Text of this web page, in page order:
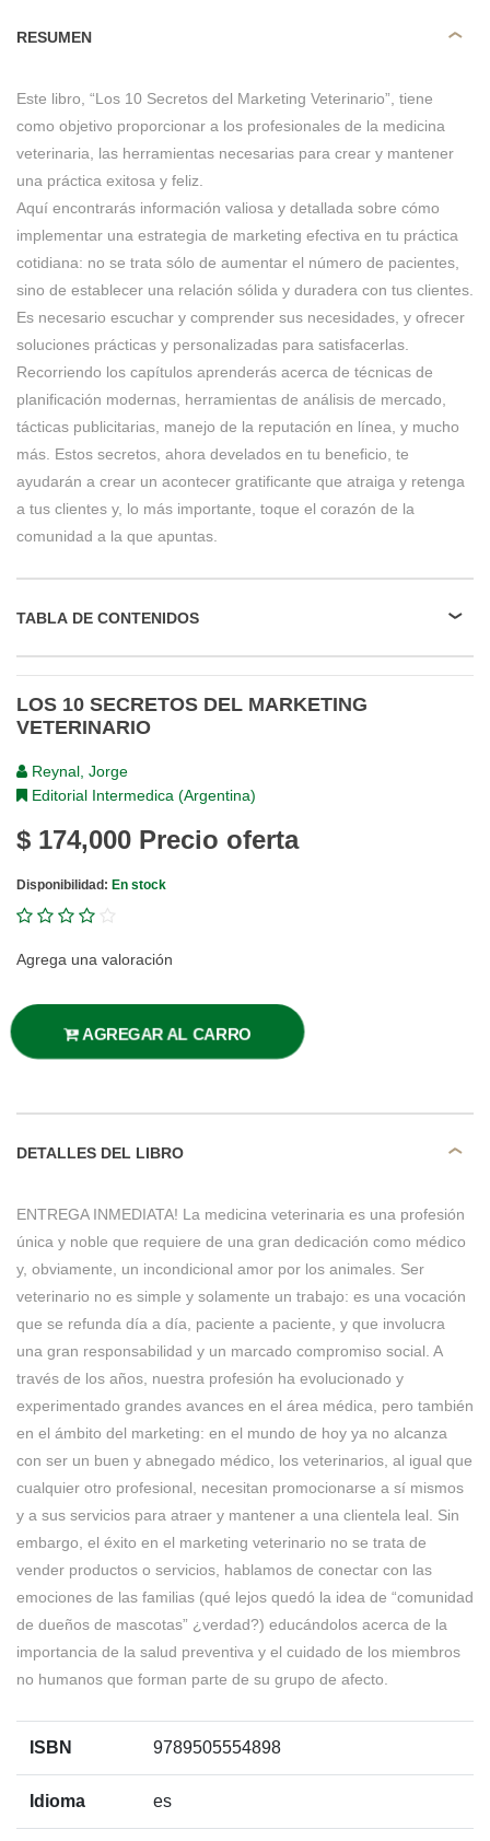
RESUMEN
Este libro, “Los 10 Secretos del Marketing Veterinario”, tiene
como objetivo proporcionar a los profesionales de la medicina
veterinaria, las herramientas necesarias para crear y mantener
una práctica exitosa y feliz.
Aquí encontrarás información valiosa y detallada sobre cómo
implementar una estrategia de marketing efectiva en tu práctica
cotidiana: no se trata sólo de aumentar el número de pacientes,
sino de establecer una relación sólida y duradera con tus clientes.
Es necesario escuchar y comprender sus necesidades, y ofrecer
soluciones prácticas y personalizadas para satisfacerlas.
Recorriendo los capítulos aprenderás acerca de técnicas de
planificación modernas, herramientas de análisis de mercado,
tácticas publicitarias, manejo de la reputación en línea, y mucho
más. Estos secretos, ahora develados en tu beneficio, te
ayudarán a crear un acontecer gratificante que atraiga y retenga
a tus clientes y, lo más importante, toque el corazón de la
comunidad a la que apuntas.
TABLA DE CONTENIDOS
LOS 10 SECRETOS DEL MARKETING
VETERINARIO
Reynal, Jorge
Editorial Intermedica (Argentina)
$ 174,000 Precio oferta
Disponibilidad: En stock
Agrega una valoración
AGREGAR AL CARRO
DETALLES DEL LIBRO
ENTREGA INMEDIATA! La medicina veterinaria es una profesión
única y noble que requiere de una gran dedicación como médico
y, obviamente, un incondicional amor por los animales. Ser
veterinario no es simple y solamente un trabajo: es una vocación
que se refunda día a día, paciente a paciente, y que involucra
una gran responsabilidad y un marcado compromiso social. A
través de los años, nuestra profesión ha evolucionado y
experimentado grandes avances en el área médica, pero también
en el ámbito del marketing: en el mundo de hoy ya no alcanza
con ser un buen y abnegado médico, los veterinarios, al igual que
cualquier otro profesional, necesitan promocionarse a sí mismos
y a sus servicios para atraer y mantener a una clientela leal. Sin
embargo, el éxito en el marketing veterinario no se trata de
vender productos o servicios, hablamos de conectar con las
emociones de las familias (qué lejos quedó la idea de “comunidad
de dueños de mascotas” ¿verdad?) educándolos acerca de la
importancia de la salud preventiva y el cuidado de los miembros
no humanos que forman parte de su grupo de afecto.
ISBN 9789505554898
Idioma es